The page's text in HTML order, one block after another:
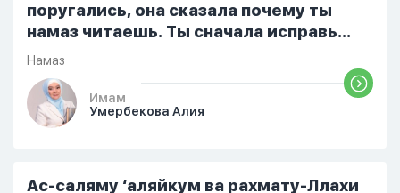
поругались, она сказала почему ты
намаз читаешь. Ты сначала исправь
себя. После этого я не вставала на
намаз и не видела жайнамаз. Я просто
уже так не могу читать, смотреть . Дуа
я делаю скрытно если делаю дома. Я
От родных же людей.
Намаз
Имам
Умербекова Алия
Ас-саляму ‘аляйкум ва рахмату-Ллахи